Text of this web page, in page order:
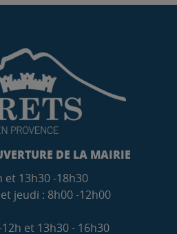
DE LA MAIRIE
et 13h30 -18h30
jeudi : 8h00 -12h00
et 13h30 - 16h30